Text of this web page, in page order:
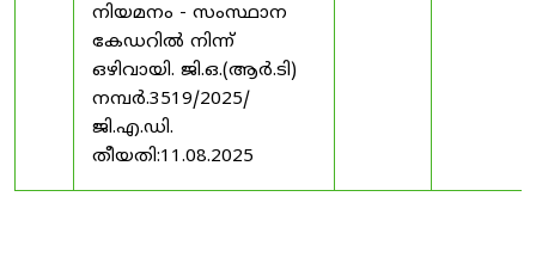
നിയമനം - സംസ്ഥാന
കേഡറിൽ നിന്ന്
ഒഴിവായി. ജി.ഒ.(ആർ.ടി)
നമ്പർ.3519/2025/
ജി.എ.ഡി.
തീയതി:11.08.2025